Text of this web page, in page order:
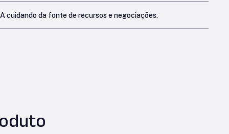
cuidando da fonte de recursos e negociações.